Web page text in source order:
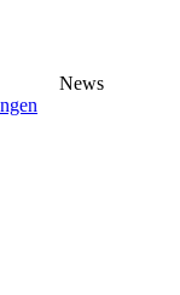
News